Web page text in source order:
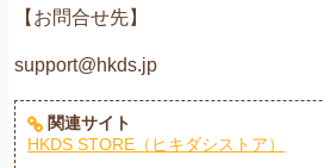
【お問合せ先】
support@hkds.jp
関連サイト
HKDS STORE（ヒキダシストア）